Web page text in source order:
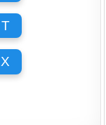
T
X